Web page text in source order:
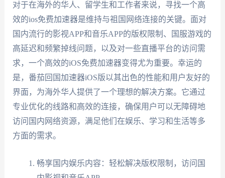
对于在海外的华人、留学生和工作者来说，寻找一个高
效的ios免费加速器是维持与祖国网络连接的关键。面对
国内流行的影视APP和音乐APP的版权限制、国服游戏的
高延迟和频繁掉线问题，以及对一些直播平台的访问需
求，一个高效的iOS免费加速器变得尤为重要。幸运的
是，番茄回国加速器iOS版以其出色的性能和用户友好的
界面，为海外华人提供了一个理想的解决方案。它通过
专业优化的线路和高效的连接，确保用户可以无障碍地
访问国内网络资源，满足他们在娱乐、学习和生活等多
方面的需求。
畅享国内娱乐内容：轻松解决版权限制，访问国